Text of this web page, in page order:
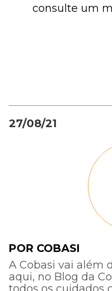
consulte um
27/08/21
POR COBASI
A Cobasi vai além
aqui, no Blog da